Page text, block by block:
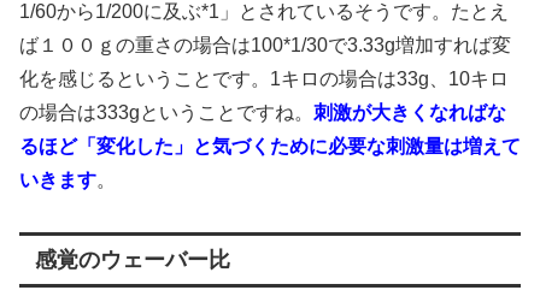
1/60から1/200に及ぶ*1」とされているそうです。たとえ
ば１００ｇの重さの場合は100*1/30で3.33g増加すれば変
化を感じるということです。1キロの場合は33g、10キロ
の場合は333gということですね。 刺激が大きくなればな
るほど「変化した」と気づくために必要な刺激量は増えて
いきます。
感覚のウェーバー比